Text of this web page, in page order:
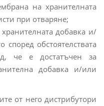
на хранителната
при отваряне;
добавка и/
обстоятелствата
че е достатъчен за
добавка и/или
от него дистрибутори